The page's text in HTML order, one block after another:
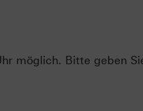
möglich. Bitte geben